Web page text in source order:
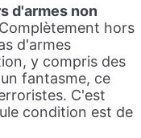
d'armes non
hors
d'armes
y compris des
fantasme, ce
C'est
condition est de